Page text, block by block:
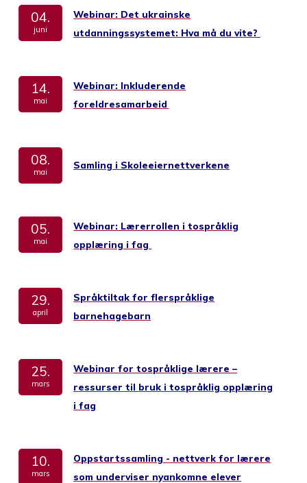
04.
juni
Webinar: Det ukrainske
utdanningssystemet: Hva må du vite?
14.
mai
Webinar: Inkluderende
foreldresamarbeid
08.
mai
Samling i Skoleeiernettverkene
05.
mai
Webinar: Lærerrollen i tospråklig
opplæring i fag
29.
april
Språktiltak for flerspråklige
barnehagebarn
25.
mars
Webinar for tospråklige lærere –
ressurser til bruk i tospråklig opplæring
i fag
10.
mars
Oppstartssamling - nettverk for lærere
som underviser nyankomne elever